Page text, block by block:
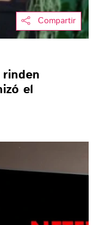
Compartir
el